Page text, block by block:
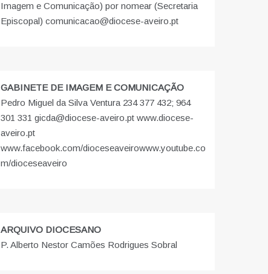
Imagem e Comunicação) por nomear (Secretaria
Episcopal) comunicacao@diocese-aveiro.pt
GABINETE DE IMAGEM E COMUNICAÇÃO
Pedro Miguel da Silva Ventura 234 377 432; 964
301 331 gicda@diocese-aveiro.pt www.diocese-
aveiro.pt
www.facebook.com/dioceseaveirowww.youtube.co
m/dioceseaveiro
ARQUIVO DIOCESANO
P. Alberto Nestor Camões Rodrigues Sobral